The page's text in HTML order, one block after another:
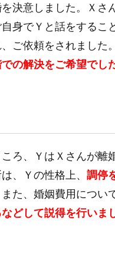
決意しました。Ｘさ
身でＹと話をするこ
ご依頼をされました
の解決をご希望でした
ろ、ＹはＸさんが離
、Ｙの性格上、 調停
た、婚姻費用につい
どして説得を行いま